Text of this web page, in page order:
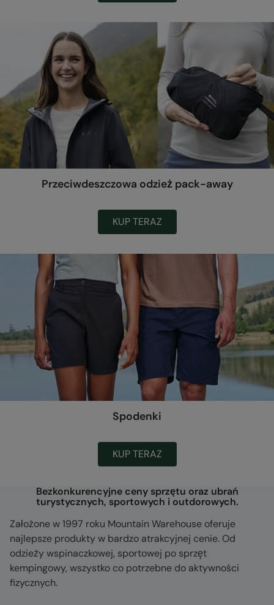
Przeciwdeszczowa odzież pack-away
KUP TERAZ
Spodenki
KUP TERAZ
Bezkonkurencyjne ceny sprzętu oraz ubrań
turystycznych, sportowych i outdorowych.
Założone w 1997 roku Mountain Warehouse oferuje
najlepsze produkty w bardzo atrakcyjnej cenie. Od
odzieży wspinaczkowej, sportowej po sprzęt
kempingowy, wszystko co potrzebne do aktywności
fizycznych.